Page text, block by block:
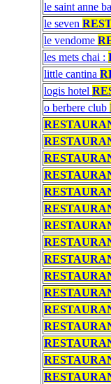
le saint anne
le seven
le vendome
les mets chai :
little cantina
logis hotel
o berbere club